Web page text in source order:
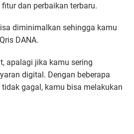
dan perbaikan terbaru.
diminimalkan sehingga kamu
DANA.
apalagi jika kamu sering
digital. Dengan beberapa
gagal, kamu bisa melakukan